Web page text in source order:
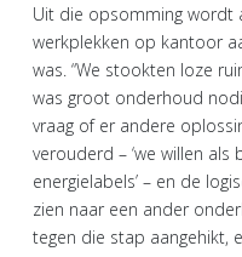
Uit die opsomming wordt
werkplekken op kantoor
was. “We stookten loze
was groot onderhoud
vraag of er andere
verouderd – ‘we willen
energielabels’ – en de
zien naar een ander
tegen die stap aangehikt,